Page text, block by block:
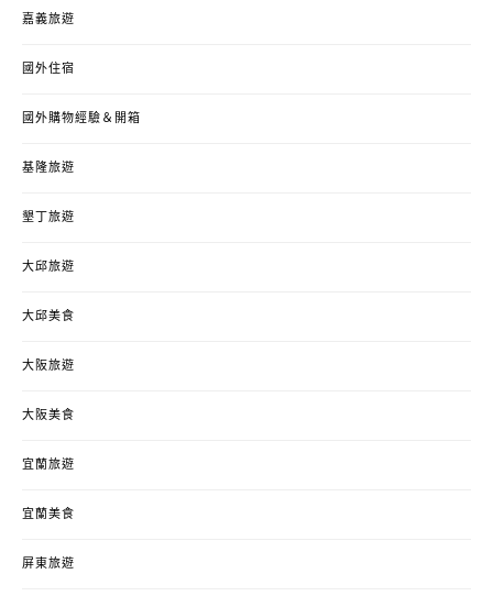
嘉義旅遊
國外住宿
國外購物經驗＆開箱
基隆旅遊
墾丁旅遊
大邱旅遊
大邱美食
大阪旅遊
大阪美食
宜蘭旅遊
宜蘭美食
屏東旅遊